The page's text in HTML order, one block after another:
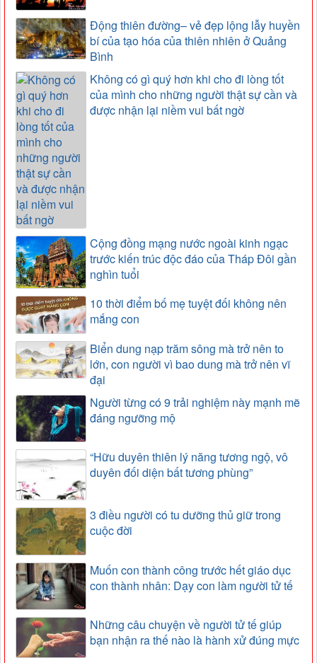
Động thiên đường– vẻ đẹp lộng lẫy huyền
bí của tạo hóa của thiên nhiên ở Quảng
Bình
Không có gì quý hơn khi cho đi lòng tốt
của mình cho những người thật sự cần và
được nhận lại niềm vui bất ngờ
Cộng đồng mạng nước ngoài kinh ngạc
trước kiến trúc độc đáo của Tháp Đôi gần
nghìn tuổi
10 thời điểm bố mẹ tuyệt đối không nên
mắng con
Biển dung nạp trăm sông mà trở nên to
lớn, con người vì bao dung mà trở nên vĩ
đại
Người từng có 9 trải nghiệm này mạnh mẽ
đáng ngưỡng mộ
“Hữu duyên thiên lý năng tương ngộ, vô
duyên đối diện bất tương phùng”
3 điều người có tu dưỡng thủ giữ trong
cuộc đời
Muốn con thành công trước hết giáo dục
con thành nhân: Dạy con làm người tử tế
Những câu chuyện về người tử tế giúp
bạn nhận ra thế nào là hành xử đúng mực